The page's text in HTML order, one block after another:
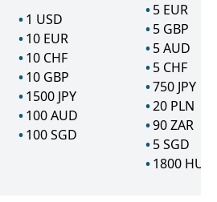
1 USD
10 EUR
10 CHF
10 GBP
1500 JPY
100 AUD
100 SGD
5 EUR
5 GBP
5AUD
5 CHF
750 JPY
20 PLN
90ZAR
5SGD
1800 HUF